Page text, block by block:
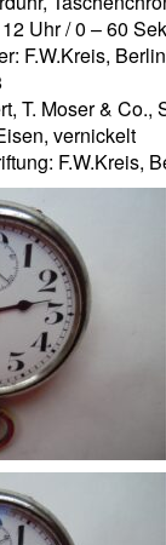
Uhr / 0 – 60
F.W.Kreis,
T. Moser & Co.,
vernickelt
F.W.Kreis,